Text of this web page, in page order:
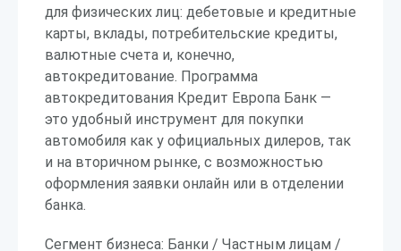
для физических лиц: дебетовые и кредитные
карты, вклады, потребительские кредиты,
валютные счета и, конечно,
автокредитование. Программа
автокредитования Кредит Европа Банк —
это удобный инструмент для покупки
автомобиля как у официальных дилеров, так
и на вторичном рынке, с возможностью
оформления заявки онлайн или в отделении
банка.
Сегмент бизнеса: Банки / Частным лицам /